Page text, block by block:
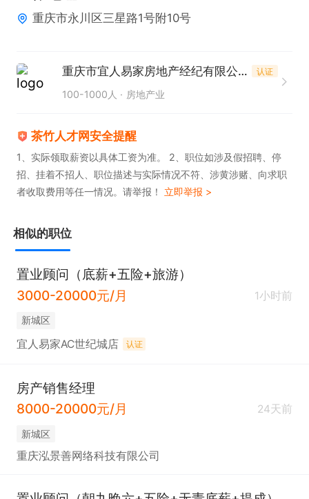
3. 工作积极主动，执行力强，有责任心与目标感。
薪酬福利
4%，另设月度、季度、年度销售奖金，奖励丰厚；
2. 收入可观：
- 认真干：月入 10000+
- 努力干：月入 20000+
3. 暖心福利：每月团队聚餐、节日福利、慰问金、公
费出国旅游，还有终身在职伯乐奖等多项补贴；
系统培训，助力快速成长；
重庆市永川区三星路1号附10号
重庆市宜人易家房地产经纪有限公司宽天下门店 认证
100-1000人 房地产业
茶竹人才网安全提醒
1、实际领取薪资以具体工资为准。 2、职位如涉及假招聘、停
招、挂着不招人、职位描述与实际情况不符、涉黄涉赌、向求职
者收取费用等任一情况。请举报！ 立即举报 >
相似的职位
置业顾问（底薪+五险+旅游）
3000-20000元/月
1小时前
新城区
宜人易家AC世纪城店 认证
房产销售经理
8000-20000元/月
24天前
新城区
重庆泓景善网络科技有限公司